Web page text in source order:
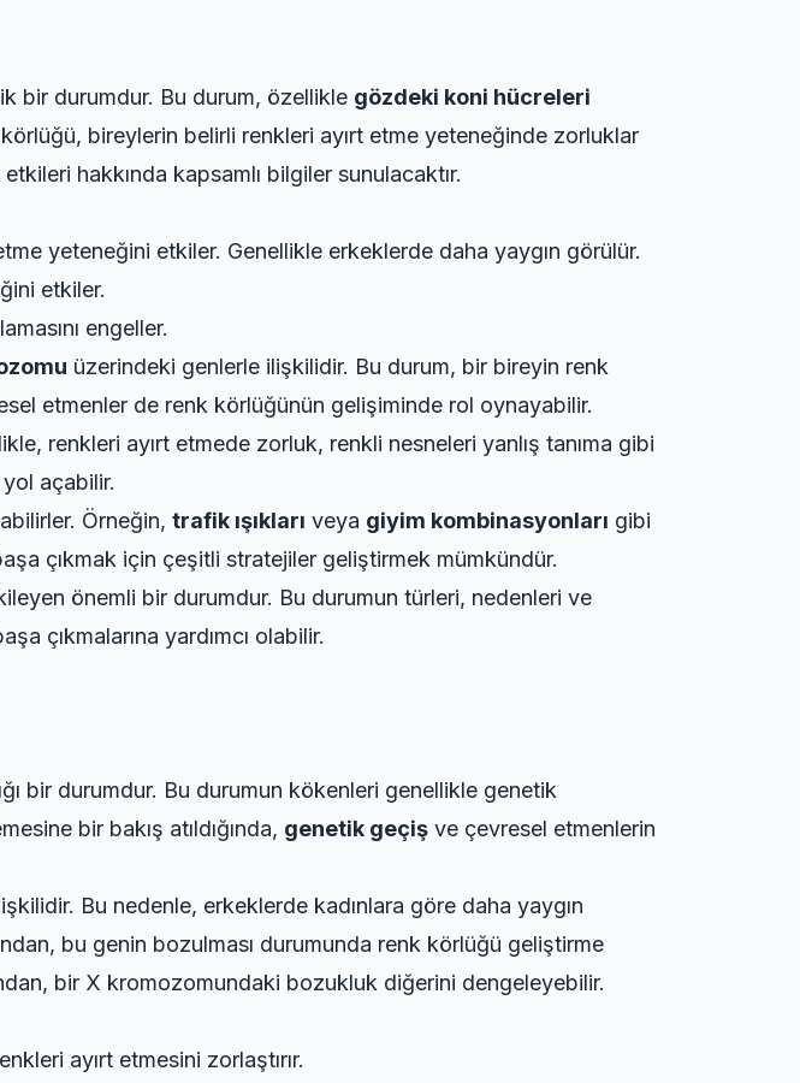
bir durumdur. Bu durum, özellikle gözdeki koni hücreleri
bireylerin belirli renkleri ayırt etme yeteneğinde zorluklar
hakkında kapsamlı bilgiler sunulacaktır.
yeteneğini etkiler. Genellikle erkeklerde daha yaygın görülür.
etkiler.
engeller.
üzerindeki genlerle ilişkilidir. Bu durum, bir bireyin renk
etmenler de renk körlüğünün gelişiminde rol oynayabilir.
renkleri ayırt etmede zorluk, renkli nesneleri yanlış tanıma gibi
açabilir.
Örneğin, trafik ışıkları veya giyim kombinasyonları gibi
çıkmak için çeşitli stratejiler geliştirmek mümkündür.
önemli bir durumdur. Bu durumun türleri, nedenleri ve
çıkmalarına yardımcı olabilir.
bir durumdur. Bu durumun kökenleri genellikle genetik
bir bakış atıldığında, genetik geçiş ve çevresel etmenlerin
Bu nedenle, erkeklerde kadınlara göre daha yaygın
bu genin bozulması durumunda renk körlüğü geliştirme
bir X kromozomundaki bozukluk diğerini dengeleyebilir.
ayırt etmesini zorlaştırır.